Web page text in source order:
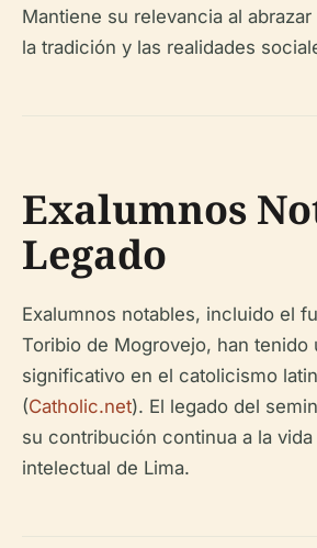
Mantiene su relevancia al
la tradición y las realidades
Exalumnos
Legado
Exalumnos notables, incluido el
Toribio de Mogrovejo, han tenido
significativo en el catolicismo
(Catholic.net). El legado del
su contribución continua a la
intelectual de Lima.